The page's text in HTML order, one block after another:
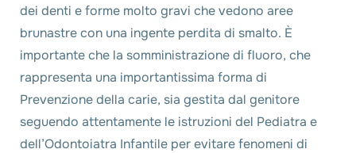
dei denti e forme molto gravi che vedono aree
brunastre con una ingente perdita di smalto. È
importante che la somministrazione di fluoro, che
rappresenta una importantissima forma di
Prevenzione della carie, sia gestita dal genitore
seguendo attentamente le istruzioni del Pediatra e
dell’Odontoiatra Infantile per evitare fenomeni di